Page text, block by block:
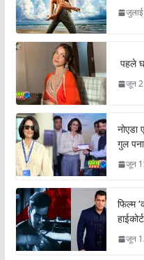
पहले
जून
नोएडा
गुल
जून
फिल्म
जून